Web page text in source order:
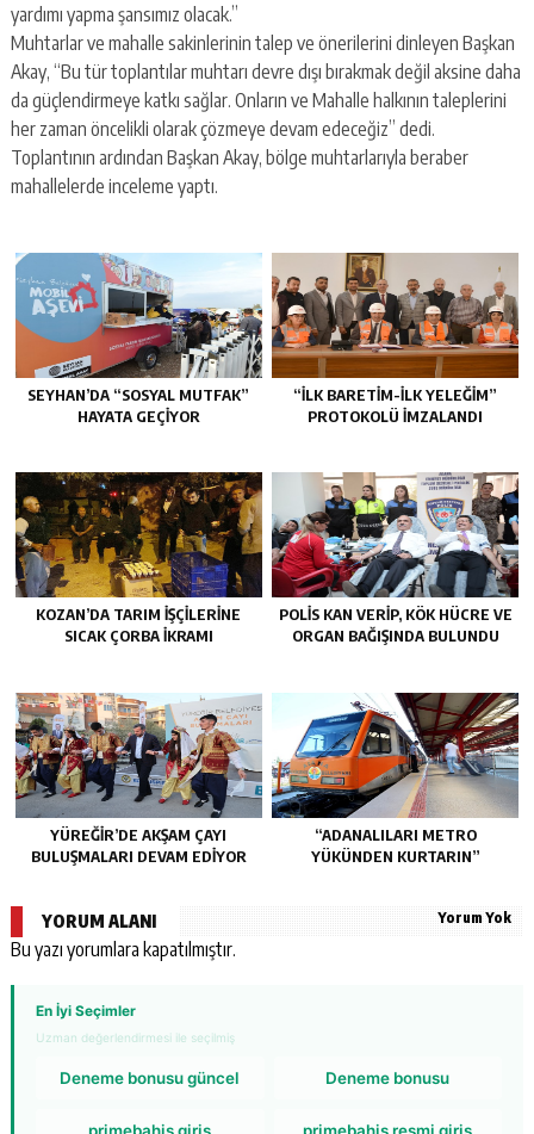
yardımı yapma şansımız olacak.”
Muhtarlar ve mahalle sakinlerinin talep ve önerilerini dinleyen Başkan
Akay, “Bu tür toplantılar muhtarı devre dışı bırakmak değil aksine daha
da güçlendirmeye katkı sağlar. Onların ve Mahalle halkının taleplerini
her zaman öncelikli olarak çözmeye devam edeceğiz” dedi.
Toplantının ardından Başkan Akay, bölge muhtarlarıyla beraber
mahallelerde inceleme yaptı.
SEYHAN’DA “SOSYAL MUTFAK”
HAYATA GEÇİYOR
“İLK BARETİM-İLK YELEĞİM”
PROTOKOLÜ İMZALANDI
KOZAN’DA TARIM IŞÇILERINE
SICAK ÇORBA IKRAMI
POLİS KAN VERİP, KÖK HÜCRE VE
ORGAN BAĞIŞINDA BULUNDU
YÜREĞİR’DE AKŞAM ÇAYI
BULUŞMALARI DEVAM EDİYOR
“ADANALILARI METRO
YÜKÜNDEN KURTARIN”
YORUM ALANI Yorum Yok
Bu yazı yorumlara kapatılmıştır.
En İyi Seçimler
Uzman değerlendirmesi ile seçilmiş
Deneme bonusu güncel Deneme bonusu